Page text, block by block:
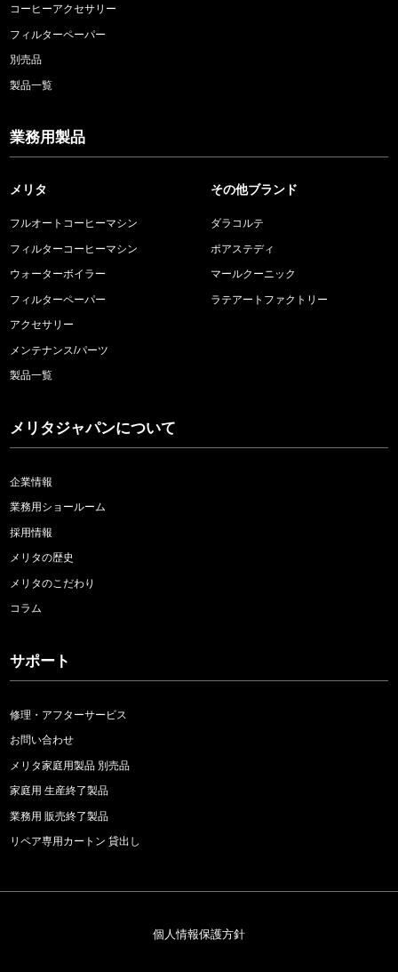
コーヒーアクセサリー
フィルターペーパー
別売品
製品一覧
業務用製品
メリタ
フルオートコーヒーマシン
フィルターコーヒーマシン
ウォーターボイラー
フィルターペーパー
アクセサリー
メンテナンス/パーツ
製品一覧
その他ブランド
ダラコルテ
ポアステディ
マールクーニック
ラテアートファクトリー
メリタジャパンについて
企業情報
業務用ショールーム
採用情報
メリタの歴史
メリタのこだわり
コラム
サポート
修理・アフターサービス
お問い合わせ
メリタ家庭用製品 別売品
家庭用 生産終了製品
業務用 販売終了製品
リペア専用カートン 貸出し
個人情報保護方針